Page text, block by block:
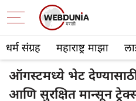
धर्म संग्रह महाराष्ट्र माझा
ऑगस्टमध्ये भेट देण्यासाठी
आणि सुरक्षित मान्सून